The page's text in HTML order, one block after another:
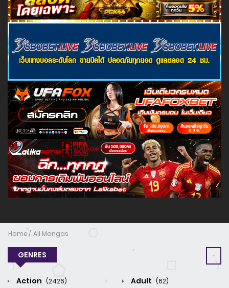
Home All Mangas
GENRES
Action (2426) Adult (62)